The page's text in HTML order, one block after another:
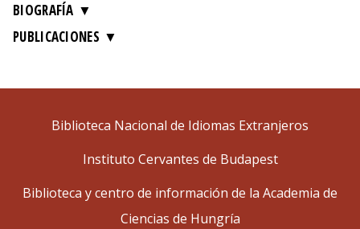
BIOGRAFÍA
PUBLICACIONES
Biblioteca Nacional de Idiomas Extranjeros
Instituto Cervantes de Budapest
Biblioteca y centro de información de la Academia de
Ciencias de Hungría